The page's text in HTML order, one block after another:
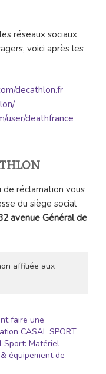
réseaux sociaux
voici après les
decathlon.fr
user/deathfrance
réclamation vous
du siège social
avenue Général de
affiliée aux
faire une
CASAL SPORT
Sport: Matériel
équipement de